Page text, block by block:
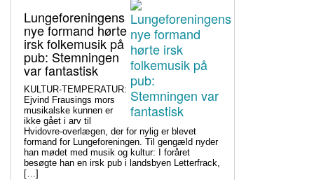
Lungeforeningens
nye formand hørte
irsk folkemusik på
pub: Stemningen
var fantastisk
KULTUR-TEMPERATUR:
Ejvind Frausings mors
musikalske kunnen er
ikke gået i arv til
Hvidovre-overlægen, der for nylig er blevet
formand for Lungeforeningen. Til gengæld nyder
han mødet med musik og kultur: I foråret
besøgte han en irsk pub i landsbyen Letterfrack,
[…]